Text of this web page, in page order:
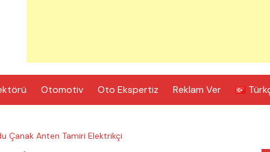
Otomotiv Oto Ekspertiz Reklam Ver
Çanak Anten Tamiri Elektrikçi